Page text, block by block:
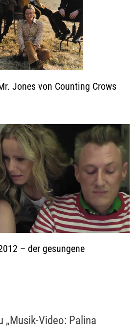
Jones von Counting Crows
– der gesungene
„Musik-Video: Palina